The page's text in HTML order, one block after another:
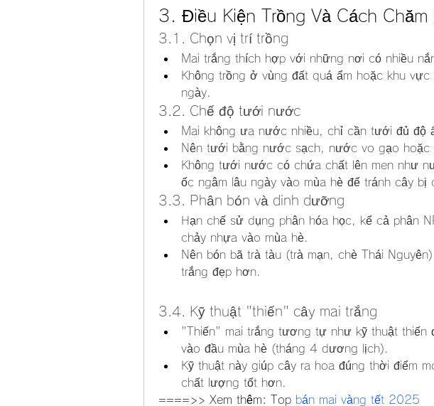
3. Điều Kiện Trồng Và Cách Chăm
3.1. Chọn vị trí trồng
Mai trắng thích hợp với những nơi có nhiều
Không trồng ở vùng đất quá ẩm hoặc khu
ngày.
3.2. Chế độ tưới nước
Mai không ưa nước nhiều, chỉ cần tưới đủ độ
Nên tưới bằng nước sạch, nước vo gạo hoặc
Không tưới nước có chứa chất lên men như
ốc ngâm lâu ngày vào mùa hè để tránh cây bị
3.3. Phân bón và dinh dưỡng
Hạn chế sử dụng phân hóa học, kể cả phân
chảy nhựa vào mùa hè.
Nên bón bã trà tàu (trà mạn, chè Thái
trắng đẹp hơn.
3.4. Kỹ thuật "thiến" cây mai trắng
"Thiến" mai trắng tương tự như kỹ thuật thiến
vào đầu mùa hè (tháng 4 dương lịch).
Kỹ thuật này giúp cây ra hoa đúng thời điểm
chất lượng tốt hơn.
====>> Xem thêm: Top bán mai vàng tết 2025